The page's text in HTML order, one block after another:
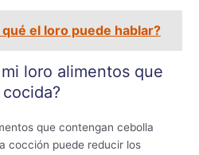
qué el loro puede hablar?
loro alimentos que
que contengan cebolla
cocción puede reducir los